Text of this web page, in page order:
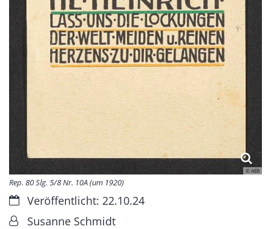
© AEB
Rep. 80 Slg. 5/8 Nr. 10A (um 1920)
Datum:Veröffentlicht: 22.10.24
Von:Susanne Schmidt